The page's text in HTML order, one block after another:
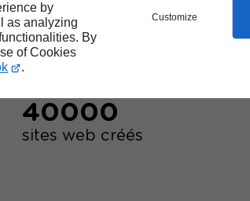
by
as analyzing
By
of Cookies
.
Customize
40000
sites web créés